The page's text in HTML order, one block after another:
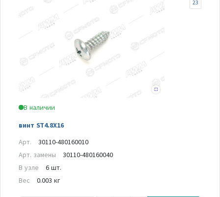
В наличии
винт ST4.8X16
23
Арт.
30110-480160010
Арт. замены
30110-480160040
В узле
6 шт.
Вес
0.003 кг